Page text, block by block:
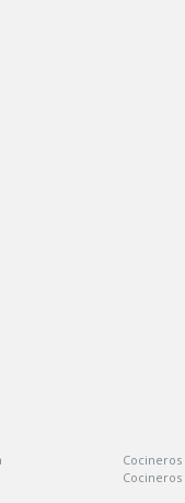
Cocineros